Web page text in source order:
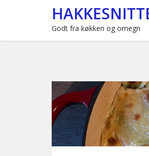
Godt fra køkken og omegn